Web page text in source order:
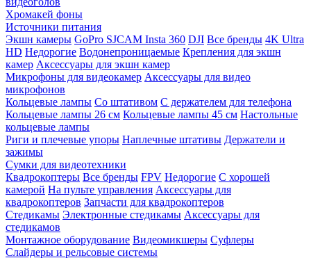
Хромакей фоны
Источники питания
Экшн камеры GoPro SJCAM Insta 360 DJI Все бренды 4K Ultra
HD Недорогие Водонепроницаемые Крепления для экшн
камер Аксессуары для экшн камер
Микрофоны для видеокамер Аксессуары для видео
микрофонов
Кольцевые лампы Со штативом C держателем для телефона
Кольцевые лампы 26 см Кольцевые лампы 45 см Настольные
кольцевые лампы
Риги и плечевые упоры Наплечные штативы Держатели и
зажимы
Сумки для видеотехники
Квадрокоптеры Все бренды FPV Недорогие С хорошей
камерой На пульте управления Аксессуары для
квадрокоптеров Запчасти для квадрокоптеров
Стедикамы Электронные стедикамы Аксессуары для
стедикамов
Монтажное оборудование Видеомикшеры Суфлеры
Слайдеры и рельсовые системы